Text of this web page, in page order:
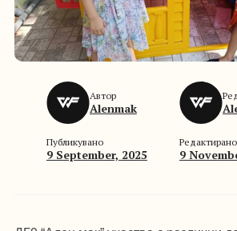
Автор
Alenmak
Публикувано
9 September, 2025 9